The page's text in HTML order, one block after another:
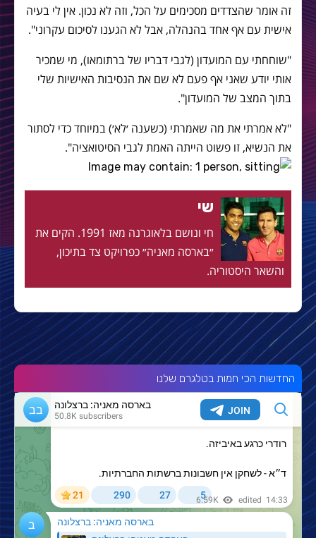
זה אומר שהצדדים מסכימים על הכל, וזה לא נכון. אין לי בעיה
אישית עם אף אחד בהנהלה, אבל לא הגענו לסיכום עקרוני".
"שוחחתי עם המועדון (לגבי דבריו של ברתומאו), מי שמכיר
אותי יודע שאני אף פעם לא שם את הנסיבות האישיות שלי
בתוך המצב של המועדון".
"לא אמרתי את מה שאמרתי (כשענה ׳לא׳) במיוחד כדי לסתור
את הנשיא, זו פשוט הייתה האמת לגבי הסיטואציה".
שי
חי ונושם בלאוגרנה מאז 1991. הקים את
״בארסה מאניה״ כפרויקט צד בתיכון,
והשאר היסטוריה.
החדשות הכי חמות בטלגרם שלנו